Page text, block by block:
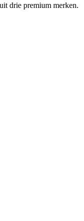
drie premium merken.